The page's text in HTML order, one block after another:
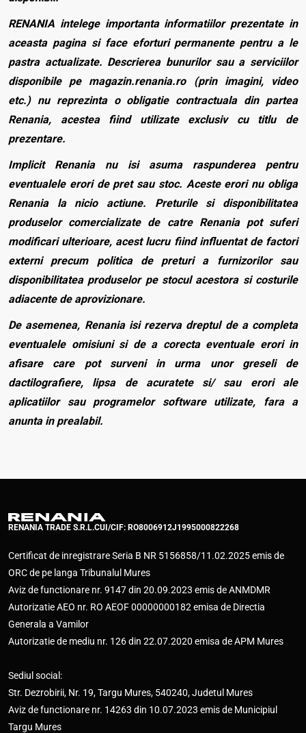
RENANIA intelege importanta informatiilor prezentate in
aceasta pagina si face eforturi permanente pentru a le
pastra actualizate. Descrierea bunurilor sau a serviciilor
disponibile pe magazin.renania.ro (prin imagini, video
etc.) nu reprezinta o obligatie contractuala din partea
Renania, acestea fiind utilizate exclusiv cu titlu de
prezentare.
Implicit Renania nu isi asuma raspunderea pentru
eventualele erori de pret sau stoc. Aceste erori nu obliga
Renania la nicio actiune. Preturile si disponibilitatea
produselor comercializate de catre Renania pot suferi
modificari ulterioare, acest lucru fiind influentat de factori
externi precum politica de preturi a furnizorilor sau
disponibilitatea produselor pe stocul acestora si costurile
adiacente de aprovizionare.
De asemenea, Renania isi rezerva dreptul de a completa
eventualele omisiuni si de a corecta eventuale erori in
afisare care pot surveni in urma unor greseli de
dactilografiere, lipsa de acuratete si/ sau erori ale
aplicatiilor sau programelor software utilizate, fara a
anunta in prealabil.
RENANIA TRADE S.R.L.CUI/CIF: RO8006912J1995000822268
Certificat de inregistrare Seria B NR 5156858/11.02.2025 emis de
ORC de pe langa Tribunalul Mures
Aviz de functionare nr. 9147 din 20.09.2023 emis de ANMDMR
Autorizatie AEO nr. RO AEOF 00000000182 emisa de Directia
Generala a Vamilor
Autorizatie de mediu nr. 126 din 22.07.2020 emisa de APM Mures
Sediul social:
Str. Dezrobirii, Nr. 19, Targu Mures, 540240, Judetul Mures
Aviz de functionare nr. 14263 din 10.07.2023 emis de Municipiul
Targu Mures